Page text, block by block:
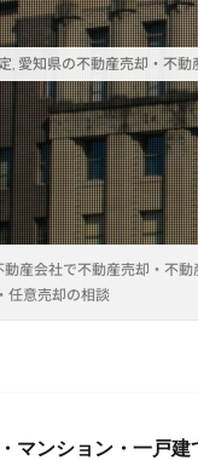
, 愛知県の不動産売却・不動
動産会社で不動産売却・不
任意売却の相談
マンション・一戸